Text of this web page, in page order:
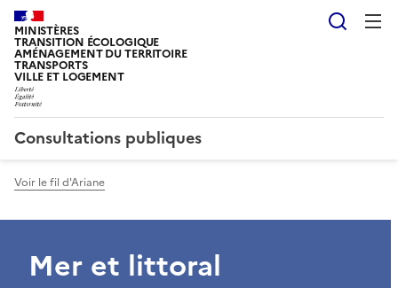
MINISTÈRES
TRANSITION ÉCOLOGIQUE
AMÉNAGEMENT DU TERRITOIRE
TRANSPORTS
VILLE ET LOGEMENT
Consultations publiques
Voir le fil d'Ariane
Mer et littoral